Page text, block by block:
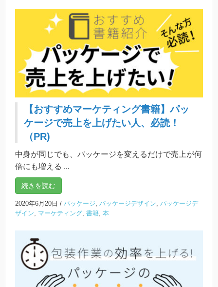
【おすすめマーケティング書籍】パッ
ケージで売上を上げたい人、必読！
（PR)
中身が同じでも、パッケージを変えるだけで売上が何
倍にも増える ...
続きを読む
2020年6月20日 / パッケージ パッケージデザイン パッケージデ
ザイン
マーケティング 書籍 本